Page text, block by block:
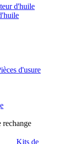
d'huile
d'usure
rechange
Kits de